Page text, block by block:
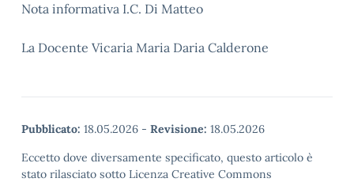
Nota informativa I.C. Di Matteo
La Docente Vicaria Maria Daria Calderone
Pubblicato: 18.05.2026 - Revisione: 18.05.2026
Eccetto dove diversamente specificato, questo articolo è
stato rilasciato sotto Licenza Creative Commons